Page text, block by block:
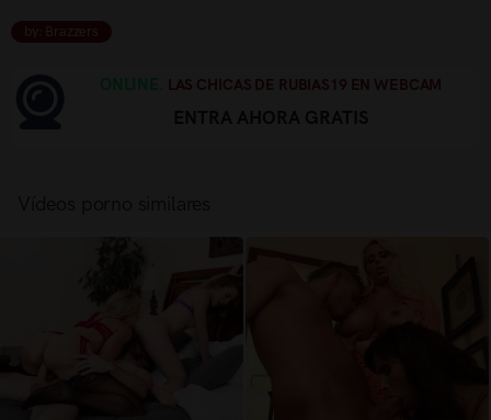
by: Brazzers
ONLINE. LAS CHICAS DE RUBIAS19 EN WEBCAM